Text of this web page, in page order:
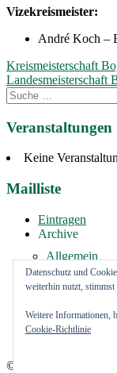
Vizekreismeister:
André Koch –
Kreismeisterschaft
Landesmeisterschaft
Suche
nach:
Veranstaltungen
Keine
Mailliste
Eintragen
Archive
Allgemein
Vermietung
youtube Kanal
FaceBook Kanal
© Schützenverein
Datenschutz und
weiterhin nutzt,
Weitere Informationen,
Cookie-Richtlinie